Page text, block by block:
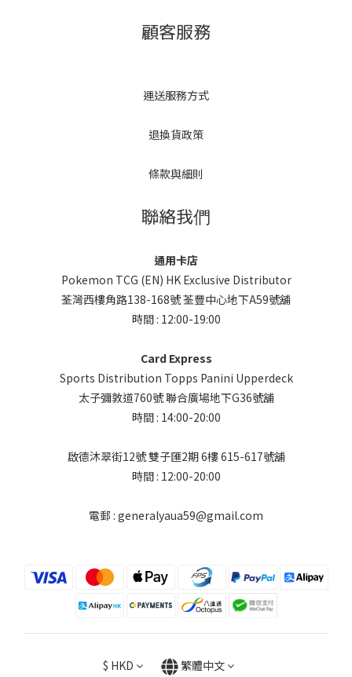
顧客服務
運送服務方式
退換貨政策
條款與細則
聯絡我們
通用卡店
Pokemon TCG (EN) HK Exclusive Distributor
荃灣西樓角路138-168號 荃豐中心地下A59號舖
時間 : 12:00-19:00
Card Express
Sports Distribution Topps Panini Upperdeck
太子彌敦道760號 聯合廣場地下G36號舖
時間 : 14:00-20:00
啟德沐翠街12號 雙子匯2期 6樓 615-617號舖
時間 : 12:00-20:00
電郵 : generalyaua59@gmail.com
$ HKD 繁體中文